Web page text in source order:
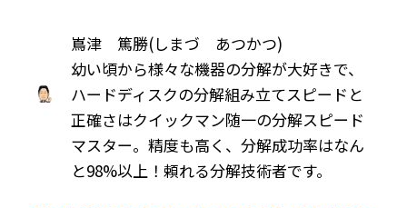
嶌津 篤勝(しまづ あつかつ)
幼い頃から様々な機器の分解が大好きで、
ハードディスクの分解組み立てスピードと
正確さはクイックマン随一の分解スピード
マスター。精度も高く、分解成功率はなん
と98%以上！頼れる分解技術者です。